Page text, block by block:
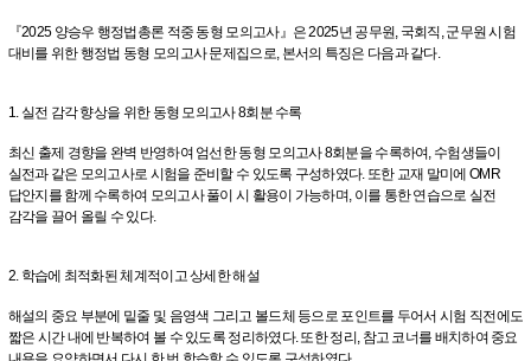
『2025 양승우 행정법총론 적중 동형 모의고사』은 2025년 공무원, 국회직, 군무원 시험
대비를 위한 행정법 동형 모의고사 문제집으로, 본서의 특징은 다음과 같다.
1. 실전 감각 향상을 위한 동형 모의고사 8회분 수록
최신 출제 경향을 완벽 반영하여 엄선한 동형 모의고사 8회분을 수록하여, 수험생들이
실전과 같은 모의고사로 시험을 준비할 수 있도록 구성하였다. 또한 교재 말미에 OMR
답안지를 함께 수록하여 모의고사 풀이 시 활용이 가능하며, 이를 통한 연습으로 실전
감각을 끌어 올릴 수 있다.
2. 학습에 최적화된 체계적이고 상세한 해설
해설의 중요 부분에 밑줄 및 음영색 그리고 볼드체 등으로 포인트를 두어서 시험 직전에도
짧은 시간 내에 반복하여 볼 수 있도록 정리하였다. 또한 정리, 참고 코너를 배치하여 중요